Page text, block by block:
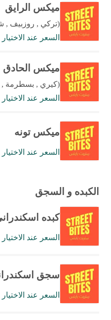
ميكس الرايق
(تركي , روزبيف ,
السعر عند الاختيار
ميكس الحادق
(كيري , بسطرمة ,
السعر عند الاختيار
ميكس تونه
السعر عند الاختيار
الكبده و السجق
كبده
السعر عند الاختيار
سجق
السعر عند الاختيار